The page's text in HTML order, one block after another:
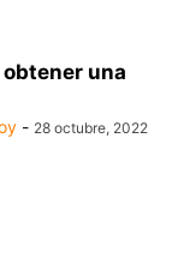
una
- 28 octubre, 2022